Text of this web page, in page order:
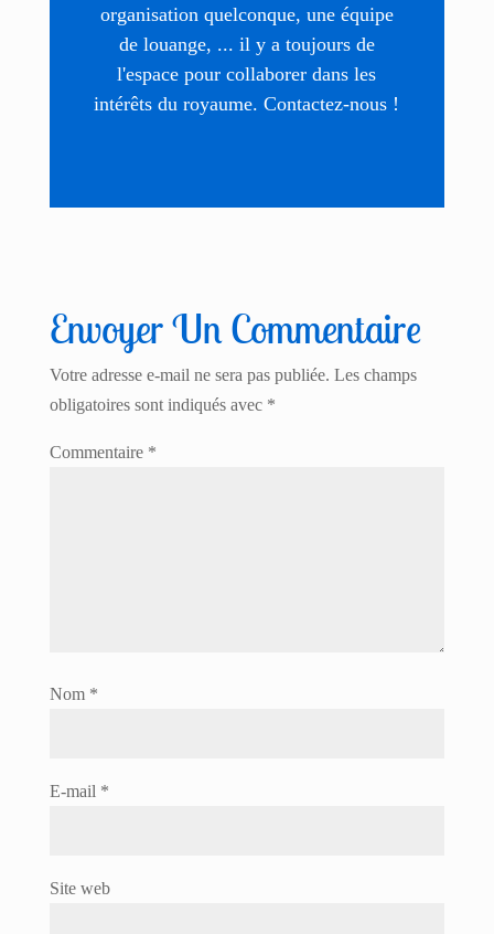
organisation quelconque, une équipe
de louange, ... il y a toujours de
l'espace pour collaborer dans les
intérêts du royaume. Contactez-nous !
Envoyer Un Commentaire
Votre adresse e-mail ne sera pas publiée. Les champs
obligatoires sont indiqués avec *
Commentaire *
Nom *
E-mail *
Site web